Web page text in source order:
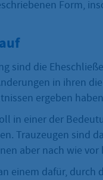
Form,
sind die
in ihren
ergeben
in einer der
Trauzeugen sind
aber nach wie
einem dafür, durch